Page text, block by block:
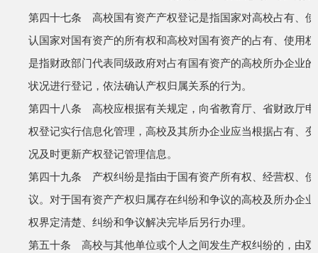
第四十七条 高校国有资产产权登记是指国家对高校占有、
认国家对国有资产的所有权和高校对国有资产的占有、使用
是指财政部门代表同级政府对占有国有资产的高校所办企业
状况进行登记，依法确认产权归属关系的行为。
第四十八条 高校应根据有关规定，向省教育厅、省财政厅
权登记实行信息化管理，高校及其所办企业应当根据占有、
况及时更新产权登记管理信息。
第四十九条 产权纠纷是指由于国有资产所有权、经营权、
议。 对于国有资产产权归属存在纠纷和争议的高校及所办企
权界定清楚、纠纷和争议解决完毕后另行办理。
第五十条 高校与其他单位或个人之间发生产权纠纷的，由